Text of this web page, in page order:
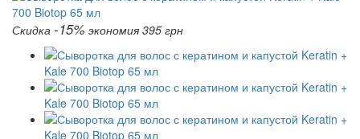
Скидка -15% экономия 395 грн